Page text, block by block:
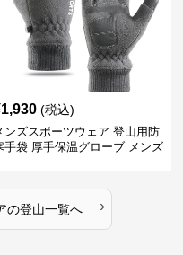
1,930 (税込)
ンズスポーツウェア 登山用防
手袋 厚手保温グローブ メンズ
の登山一覧へ ›